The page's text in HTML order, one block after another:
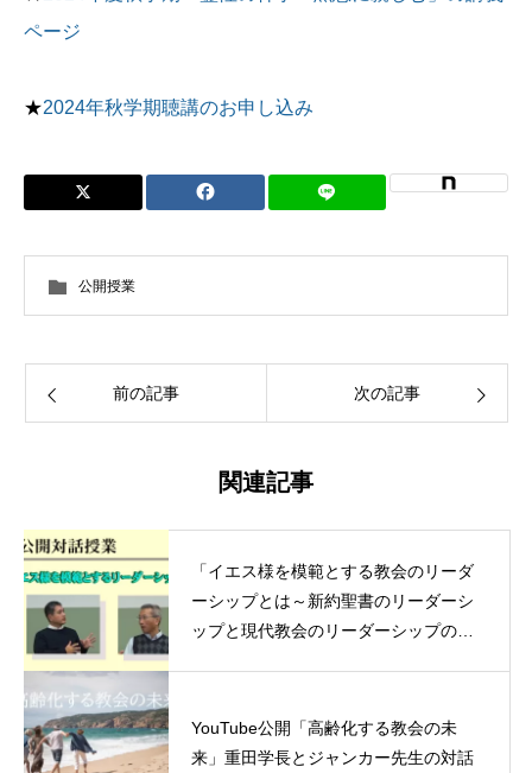
ページ
★2024年秋学期聴講のお申し込み
公開授業
前の記事 次の記事
関連記事
「イエス様を模範とする教会のリーダ
ーシップとは～新約聖書のリーダーシ
ップと現代教会のリーダーシップの連
YouTube公開「高齢化する教会の未
来」重田学長とジャンカー先生の対話